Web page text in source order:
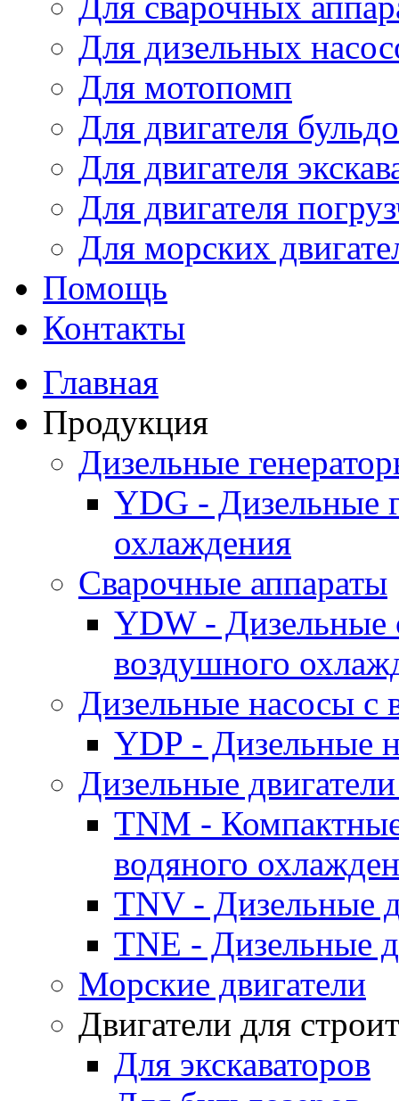
Для дизельных
Для мотопомп
Для двигателя
Для двигателя
Для двигателя
Для морских
Помощь
Контакты
Главная
Продукция
Дизельные
YDG - Дизельные
охлаждения
Cварочные аппараты
YDW - Дизельные
воздушного
Дизельные насосы
YDP - Дизельные
Дизельные
TNM -
водяного
TNV - Дизельные
TNE - Дизельные
Морские двигатели
Двигатели для
Для экскаваторов